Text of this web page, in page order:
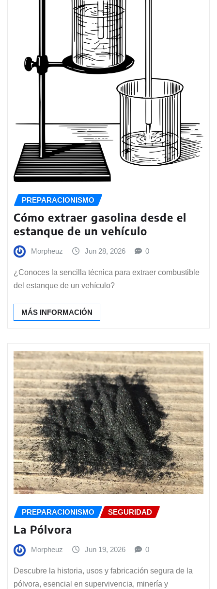
PREPARACIONISMO
Cómo extraer gasolina desde el
estanque de un vehículo
Morpheuz Jun 28, 2026 0
¿Conoces la sencilla técnica para extraer combustible
del estanque de un vehículo?
MÁS INFORMACIÓN
PREPARACIONISMO SEGURIDAD
La Pólvora
Morpheuz Jun 19, 2026 0
Descubre la historia, usos y fabricación segura de la
pólvora, esencial en supervivencia, minería y